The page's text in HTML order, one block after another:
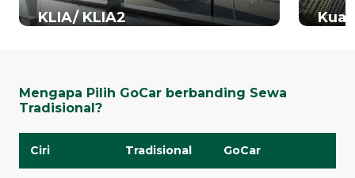
KLIA/ KLIA2
Mengapa Pilih GoCar berbanding Sewa
Tradisional?
Ciri Tradisional GoCar